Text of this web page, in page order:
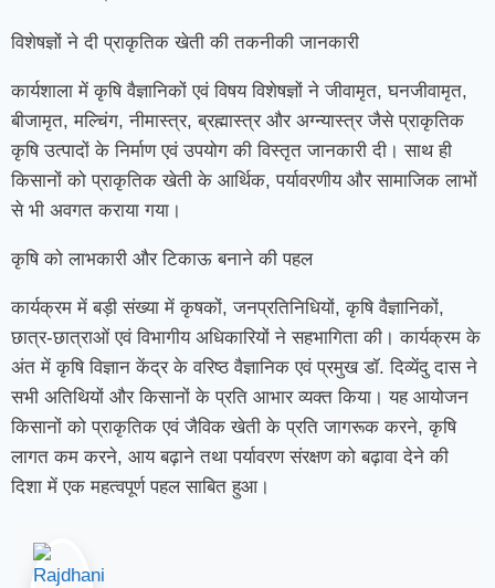
विशेषज्ञों ने दी प्राकृतिक खेती की तकनीकी जानकारी
कार्यशाला में कृषि वैज्ञानिकों एवं विषय विशेषज्ञों ने जीवामृत, घनजीवामृत,
बीजामृत, मल्चिंग, नीमास्त्र, ब्रह्मास्त्र और अग्न्यास्त्र जैसे प्राकृतिक
कृषि उत्पादों के निर्माण एवं उपयोग की विस्तृत जानकारी दी। साथ ही
किसानों को प्राकृतिक खेती के आर्थिक, पर्यावरणीय और सामाजिक लाभों
से भी अवगत कराया गया।
कृषि को लाभकारी और टिकाऊ बनाने की पहल
कार्यक्रम में बड़ी संख्या में कृषकों, जनप्रतिनिधियों, कृषि वैज्ञानिकों,
छात्र-छात्राओं एवं विभागीय अधिकारियों ने सहभागिता की। कार्यक्रम के
अंत में कृषि विज्ञान केंद्र के वरिष्ठ वैज्ञानिक एवं प्रमुख डॉ. दिव्येंदु दास ने
सभी अतिथियों और किसानों के प्रति आभार व्यक्त किया। यह आयोजन
किसानों को प्राकृतिक एवं जैविक खेती के प्रति जागरूक करने, कृषि
लागत कम करने, आय बढ़ाने तथा पर्यावरण संरक्षण को बढ़ावा देने की
दिशा में एक महत्वपूर्ण पहल साबित हुआ।